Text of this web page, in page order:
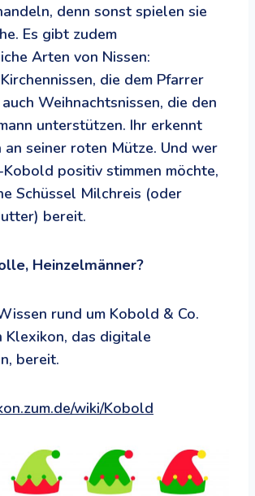
denn sonst spielen sie
Es gibt zudem
Arten von Nissen:
die dem Pfarrer
Weihnachtsnissen, die den
unterstützen. Ihr erkennt
an seiner roten Mütze. Und wer
Kobold positiv stimmen möchte,
Schüssel Milchreis (oder
bereit.
Heinzelmänner?
rund um Kobold & Co.
Klexikon, das digitale
bereit.
wiki/Kobold